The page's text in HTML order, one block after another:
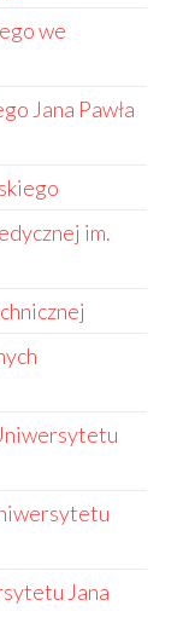
we
Jana Pawła
im.
Jana